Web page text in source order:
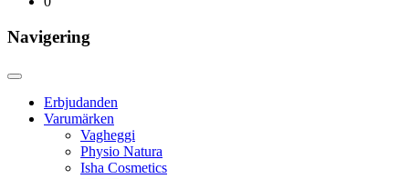
Navigering
Erbjudanden
Varumärken
Vagheggi
Physio Natura
Isha Cosmetics